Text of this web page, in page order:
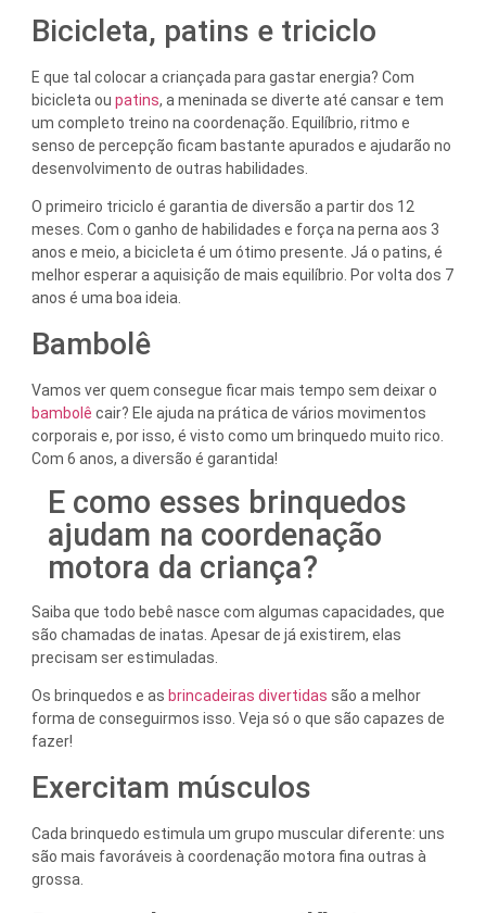
Bicicleta, patins e triciclo
E que tal colocar a criançada para gastar energia? Com
bicicleta ou patins, a meninada se diverte até cansar e tem
um completo treino na coordenação. Equilíbrio, ritmo e
senso de percepção ficam bastante apurados e ajudarão no
desenvolvimento de outras habilidades.
O primeiro triciclo é garantia de diversão a partir dos 12
meses. Com o ganho de habilidades e força na perna aos 3
anos e meio, a bicicleta é um ótimo presente. Já o patins, é
melhor esperar a aquisição de mais equilíbrio. Por volta dos 7
anos é uma boa ideia.
Bambolê
Vamos ver quem consegue ficar mais tempo sem deixar o
bambolê cair? Ele ajuda na prática de vários movimentos
corporais e, por isso, é visto como um brinquedo muito rico.
Com 6 anos, a diversão é garantida!
E como esses brinquedos
ajudam na coordenação
motora da criança?
Saiba que todo bebê nasce com algumas capacidades, que
são chamadas de inatas. Apesar de já existirem, elas
precisam ser estimuladas.
Os brinquedos e as brincadeiras divertidas são a melhor
forma de conseguirmos isso. Veja só o que são capazes de
fazer!
Exercitam músculos
Cada brinquedo estimula um grupo muscular diferente: uns
são mais favoráveis à coordenação motora fina outras à
grossa.